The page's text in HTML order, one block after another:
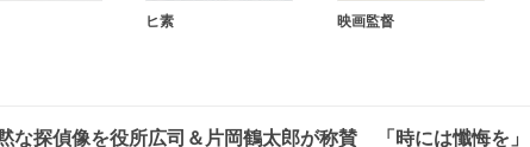
ヒ素 映画監督
な探偵像を役所広司＆片岡鶴太郎が称賛 「時には懺悔を」